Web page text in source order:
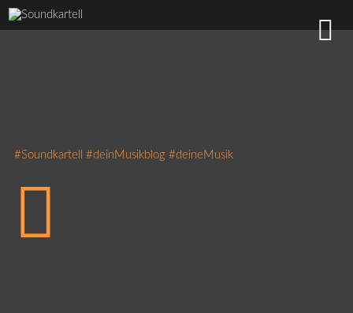
#Soundkartell #deinMusikblog #deineMusik